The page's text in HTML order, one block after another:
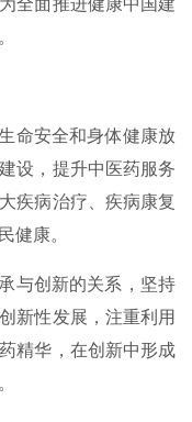
全面推进健康中国建
命安全和身体健康放
设，提升中医药服务
疾病治疗、疾病康复
健康。
与创新的关系，坚持
新性发展，注重利用
精华，在创新中形成